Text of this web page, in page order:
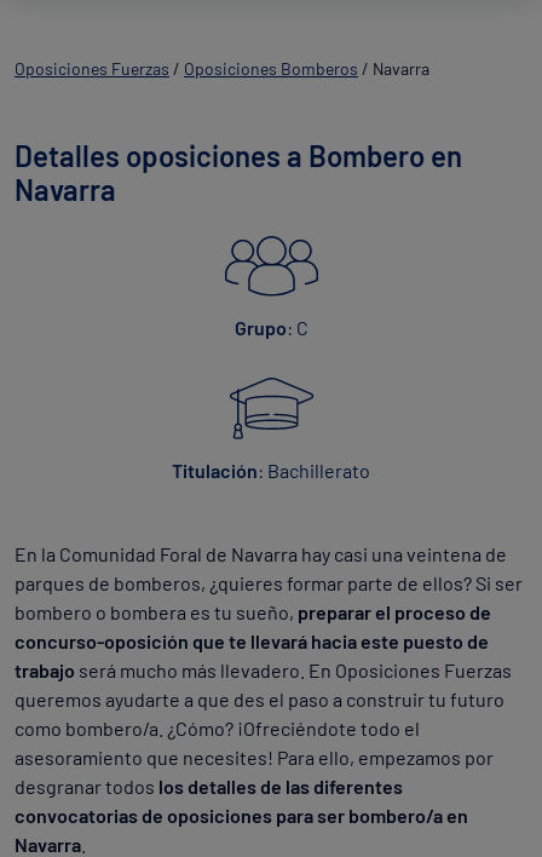
Oposiciones Fuerzas / Oposiciones Bomberos / Navarra
Detalles oposiciones a Bombero en
Navarra
Grupo: C
Titulación: Bachillerato
En la Comunidad Foral de Navarra hay casi una veintena de
parques de bomberos, ¿quieres formar parte de ellos? Si ser
bombero o bombera es tu sueño, preparar el proceso de
concurso-oposición que te llevará hacia este puesto de
trabajo será mucho más llevadero. En Oposiciones Fuerzas
queremos ayudarte a que des el paso a construir tu futuro
como bombero/a. ¿Cómo? ¡Ofreciéndote todo el
asesoramiento que necesites! Para ello, empezamos por
desgranar todos los detalles de las diferentes
convocatorias de oposiciones para ser bombero/a en
Navarra